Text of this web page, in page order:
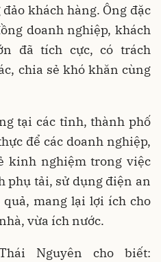
khách hàng. Ông đặc
doanh nghiệp, khách
đã tích cực, có trách
chia sẻ khó khăn cùng
tại các tỉnh, thành phố
để các doanh nghiệp,
kinh nghiệm trong việc
phụ tải, sử dụng điện an
mang lại lợi ích cho
vừa ích nước.
Nguyên cho biết: